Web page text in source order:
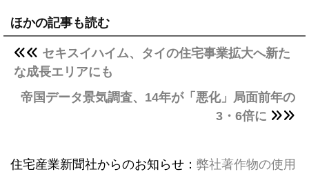
ほかの記事も読む
セキスイハイム、タイの住宅事業拡大へ新た
な成長エリアにも
帝国データ景気調査、14年が「悪化」局面前年の
3・6倍に
住宅産業新聞社からのお知らせ： 弊社著作物の使用